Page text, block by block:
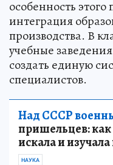
С 2022 года на
образовательно-
отрасли
особенность
интеграция
производства. В
учебные
создать единую
специалистов.